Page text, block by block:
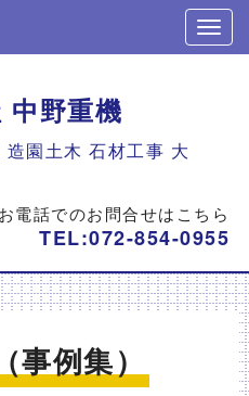
中野重機
園土木 石材工事 大
お電話でのお問合せはこちら
TEL:072-854-0955
事例集）